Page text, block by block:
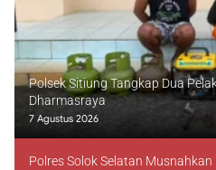
Polsek Sitiung Tangkap Dua
Dharmasraya
7 Agustus 2026
Polres Solok Selatan